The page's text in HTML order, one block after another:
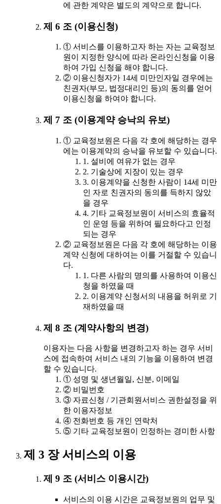
에 관한 계약은 별도의 계약으로 합니다.
제 6 조 (이용신청)
① 서비스를 이용하고자 하는 자는 교육정보
원이 지정한 양식에 따라 온라인신청을 이용
하여 가입 신청을 해야 합니다.
② 이용신청자가 14세 미만인자일 경우에는
친권자(부모, 법정대리인 등)의 동의를 얻어
이용신청을 하여야 합니다.
제 7 조 (이용계약 승낙의 유보)
① 교육정보원은 다음 각 호에 해당하는 경우
에는 이용계약의 승낙을 유보할 수 있습니다.
1. 설비에 여유가 없는 경우
2. 기술상에 지장이 있는 경우
3. 이용계약을 신청한 사람이 14세 미만
인 자로 친권자의 동의를 득하지 않았
을 경우
4. 기타 교육정보원이 서비스의 효율적
인 운영 등을 위하여 필요하다고 인정
되는 경우
② 교육정보원은 다음 각 호에 해당하는 이용
계약 신청에 대하여는 이를 거절할 수 있습니
다.
1. 다른 사람의 명의를 사용하여 이용신
청을 하였을 때
2. 이용계약 신청서의 내용을 허위로 기
재하였을 때
제 8 조 (계약사항의 변경)
이용자는 다음 사항을 변경하고자 하는 경우 서비
스에 접속하여 서비스 내의 기능을 이용하여 변경
할 수 있습니다.
① 성명 및 생년월일, 신분, 이메일
② 비밀번호
③ 자료신청 / 기관회원서비스 권한설정을 위
한 이용자정보
④ 전화번호 등 개인 연락처
⑤ 기타 교육정보원이 인정하는 경미한 사항
제 3 장 서비스의 이용
제 9 조 (서비스 이용시간)
서비스의 이용 시간은 교육정보원의 업무 및